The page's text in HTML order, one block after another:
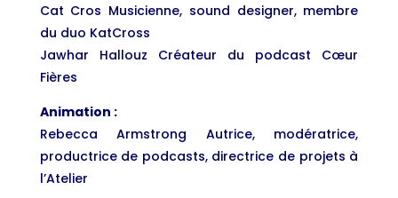
Cat Cros Musicienne, sound designer, membre
du duo KatCross
Jawhar Hallouz Créateur du podcast Cœur
Fières
Animation :
Rebecca Armstrong Autrice, modératrice,
productrice de podcasts, directrice de projets à
l’Atelier